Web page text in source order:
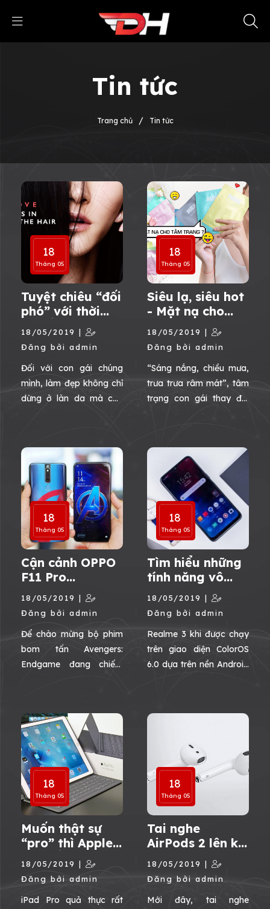
Tin tức
Trang chủ / Tin tức
18
Tháng 05
Tuyệt chiêu “đối
phó” với thời
tiết ẩm ương
cho cô nàng yêu
tóc
18/05/2019 |
Đăng bởi admin
Đối với con gái chúng
mình, làm đẹp không chỉ
dừng ở làn da mà còn
chuyện chăm sóc tóc
trong những ngày thời
tiết thất thường này nha!
18
Tháng 05
Siêu lạ, siêu hot
- Mặt nạ cho
tâm trạng
“nắng mưa” của
nàng
18/05/2019 |
Đăng bởi admin
“Sáng nắng, chiều mưa,
trưa trưa râm mát”, tâm
trạng con gái thay đổi
đều “tuột dốc không
phanh” thì phải làm sao
nhỉ? Hãy cùng xoa dịu
cảm xúc với bộ 7 mặt nạ
“7 Moods - 7 Masks” từ
nhà Lixibox nhé.
18
Tháng 05
Cận cảnh OPPO
F11 Pro
Avengers
Edition: “Chất
như nước cất”
18/05/2019 |
Đăng bởi admin
Để chào mừng bộ phim
bom tấn Avengers:
Endgame đang chiếm
cho ra mắt phiên bản
F11 Pro Avengers Edition
với ngoại hình độc đáo
và nhiều phụ kiện đặc
biệt. Cùng chiêm ngưỡng
cận cảnh OPPO F11 Pro
Avengers Edition trong
bài viết này nhé!
18
Tháng 05
Tìm hiểu những
tính năng vô
cùng hay ho của
ColorOS 6.0 trên
Realme 3
18/05/2019 |
Đăng bởi admin
Realme 3 khi được chạy
trên giao diện ColorOS
6.0 dựa trên nền Android
18
Tháng 05
Muốn thật sự
“pro” thì Apple
cần bổ sung
ngay các tính
năng của iPad
Pro này
18/05/2019 |
Đăng bởi admin
iPad Pro quả thực rất
18
Tháng 05
Tai nghe
AirPods 2 lên kệ
chính thức tại
Viettel Store với
giá chỉ từ
4.990.000đ
18/05/2019 |
Đăng bởi admin
Mới đây, tai nghe